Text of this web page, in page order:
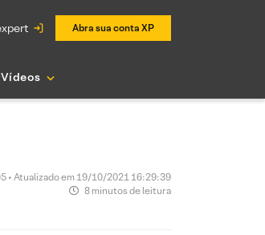
Abra sua conta XP
Vídeos
• Atualizado em 19/10/2021 16:29:39
8 minutos de leitura